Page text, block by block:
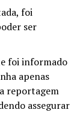
foi
ser
foi informado
apenas
reportagem
assegurar